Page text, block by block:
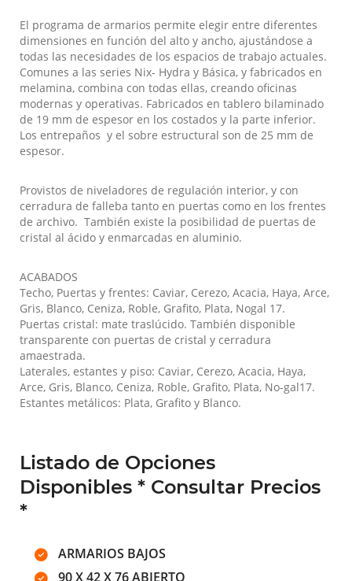
El programa de armarios permite elegir entre diferentes
dimensiones en función del alto y ancho, ajustándose a
todas las necesidades de los espacios de trabajo actuales.
Comunes a las series Nix- Hydra y Básica, y fabricados en
melamina, combina con todas ellas, creando oficinas
modernas y operativas. Fabricados en tablero bilaminado
de 19 mm de espesor en los costados y la parte inferior.
Los entrepaños y el sobre estructural son de 25 mm de
espesor.
Provistos de niveladores de regulación interior, y con
cerradura de falleba tanto en puertas como en los frentes
de archivo. También existe la posibilidad de puertas de
cristal al ácido y enmarcadas en aluminio.
ACABADOS
Techo, Puertas y frentes: Caviar, Cerezo, Acacia, Haya, Arce,
Gris, Blanco, Ceniza, Roble, Grafito, Plata, Nogal 17.
Puertas cristal: mate traslúcido. También disponible
transparente con puertas de cristal y cerradura
amaestrada.
Laterales, estantes y piso: Caviar, Cerezo, Acacia, Haya,
Arce, Gris, Blanco, Ceniza, Roble, Grafito, Plata, No-gal17.
Estantes metálicos: Plata, Grafito y Blanco.
Listado de Opciones
Disponibles * Consultar Precios
*
ARMARIOS BAJOS
90 X 42 X 76 ABIERTO